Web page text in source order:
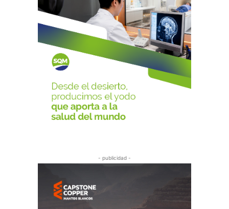
- publicidad -